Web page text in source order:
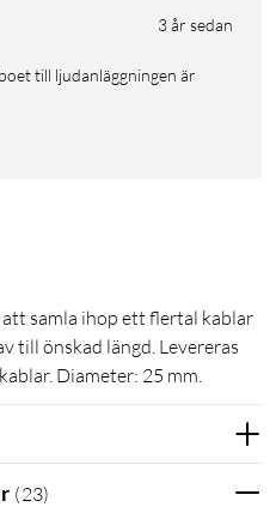
3 år sedan
samla ihop ett flertal kablar
till önskad längd. Levereras
Diameter: 25 mm.
(23)